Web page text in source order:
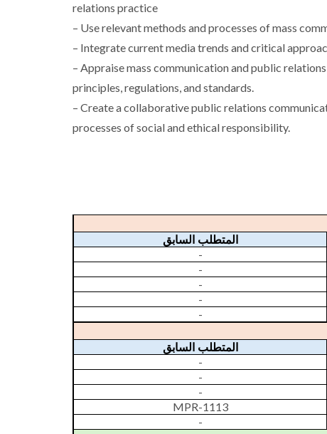
relations practice
– Use relevant methods and processes of mass
– Integrate current media trends and critical
– Appraise mass communication and public
principles, regulations, and standards.
– Create a collaborative public relations
processes of social and ethical responsibility.
المتطلب السابق
-
-
-
-
-
المتطلب السابق
-
-
-
MPR-1113
-